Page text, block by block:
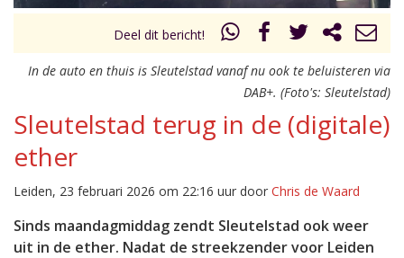
Deel dit bericht!
In de auto en thuis is Sleutelstad vanaf nu ook te beluisteren via
DAB+. (Foto's: Sleutelstad)
Sleutelstad terug in de (digitale)
ether
Leiden, 23 februari 2026 om 22:16 uur door Chris de Waard
Sinds maandagmiddag zendt Sleutelstad ook weer
uit in de ether. Nadat de streekzender voor Leiden